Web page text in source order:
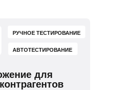
для
РУЧНОЕ ТЕСТИРОВАНИЕ
АВТОТЕСТИРОВАНИЕ